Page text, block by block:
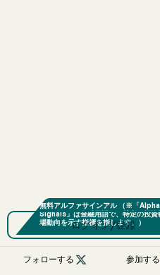
ログイン/登録
フォローする  参加する